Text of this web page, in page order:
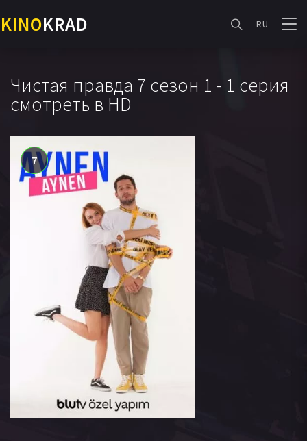
KINOKRAD RU
Чистая правда 7 сезон 1 - 1 серия
смотреть в HD
7